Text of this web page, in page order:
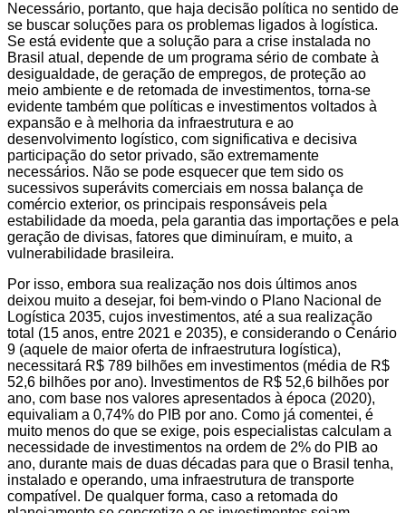
Necessário, portanto, que haja decisão política no sentido de
se buscar soluções para os problemas ligados à logística.
Se está evidente que a solução para a crise instalada no
Brasil atual, depende de um programa sério de combate à
desigualdade, de geração de empregos, de proteção ao
meio ambiente e de retomada de investimentos, torna-se
evidente também que políticas e investimentos voltados à
expansão e à melhoria da infraestrutura e ao
desenvolvimento logístico, com significativa e decisiva
participação do setor privado, são extremamente
necessários. Não se pode esquecer que tem sido os
sucessivos superávits comerciais em nossa balança de
comércio exterior, os principais responsáveis pela
estabilidade da moeda, pela garantia das importações e pela
geração de divisas, fatores que diminuíram, e muito, a
vulnerabilidade brasileira.
Por isso, embora sua realização nos dois últimos anos
deixou muito a desejar, foi bem-vindo o Plano Nacional de
Logística 2035, cujos investimentos, até a sua realização
total (15 anos, entre 2021 e 2035), e considerando o Cenário
9 (aquele de maior oferta de infraestrutura logística),
necessitará R$ 789 bilhões em investimentos (média de R$
52,6 bilhões por ano). Investimentos de R$ 52,6 bilhões por
ano, com base nos valores apresentados à época (2020),
equivaliam a 0,74% do PIB por ano. Como já comentei, é
muito menos do que se exige, pois especialistas calculam a
necessidade de investimentos na ordem de 2% do PIB ao
ano, durante mais de duas décadas para que o Brasil tenha,
instalado e operando, uma infraestrutura de transporte
compatível. De qualquer forma, caso a retomada do